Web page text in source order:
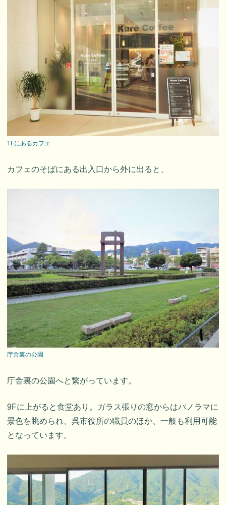
1Fにあるカフェ
カフェのそばにある出入口から外に出ると、
庁舎裏の公園
庁舎裏の公園へと繋がっています。
9Fに上がると食堂あり。ガラス張りの窓からはパノラマに
景色を眺められ、呉市役所の職員のほか、一般も利用可能
となっています。